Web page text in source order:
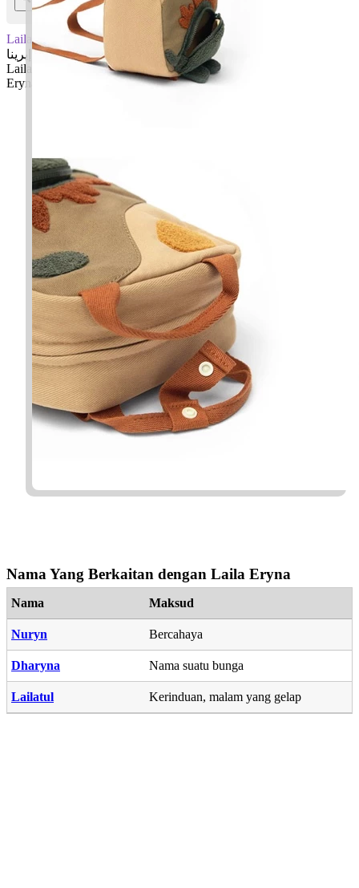
Laila Eryna
ليلا إيرينا
Laila: Kerinduan, malam yang gelap
Eryna: Perempuan cantik
Nama Yang Berkaitan dengan Laila Eryna
Nama Maksud
Nuryn Bercahaya
Dharyna Nama suatu bunga
Lailatul Kerinduan, malam yang gelap